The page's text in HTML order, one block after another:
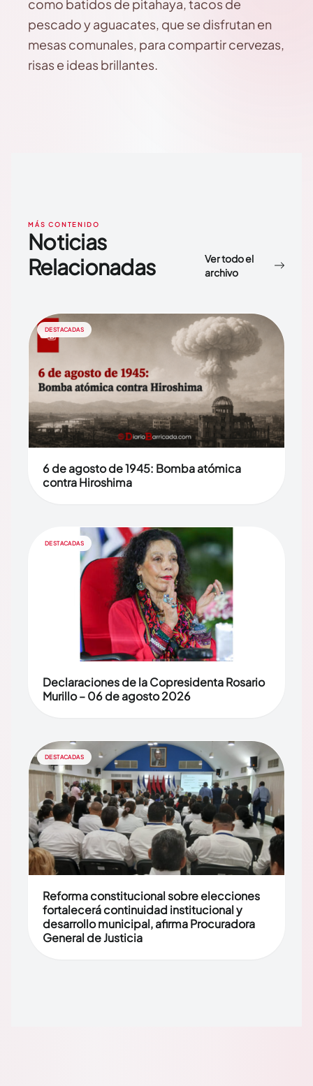
como batidos de pitahaya, tacos de
pescado y aguacates, que se disfrutan en
mesas comunales, para compartir cervezas,
risas e ideas brillantes.
MÁS CONTENIDO
Noticias
Relacionadas
Ver todo el
archivo
DESTACADAS
6 de agosto de 1945: Bomba atómica
contra Hiroshima
DESTACADAS
Declaraciones de la Copresidenta Rosario
Murillo – 06 de agosto 2026
DESTACADAS
Reforma constitucional sobre elecciones
fortalecerá continuidad institucional y
desarrollo municipal, afirma Procuradora
General de Justicia